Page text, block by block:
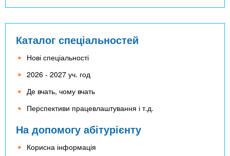
Каталог спеціальностей
Нові спеціальності
2026 - 2027 уч. год
Де вчать, чому вчать
Перспективи працевлаштування і т.д.
На допомогу абітурієнту
Корисна інформація